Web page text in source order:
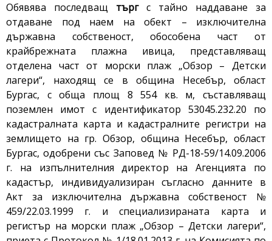
Обявява последващ търгс тайно наддаване за
отдаване под наем на обект – изключителна
държавна собственост, обособена част от
крайбрежната плажна ивица, представляващ
отделена част от морски плаж „Обзор – Детски
лагери“, находящ се в община Несебър, област
Бургас, с обща площ 8 554 кв. м, съставляващ
поземлен имот с идентификатор 53045.232.20 по
кадастралната карта и кадастралните регистри на
землището на гр. Обзор, община Несебър, област
Бургас, одобрени със Заповед № РД-18-59/14.09.2006
г. на изпълнителния директор на Агенцията по
кадастър, индивидуализиран съгласно данните в
Акт за изключителна държавна собственост №
459/22.03.1999 г. и специализираната карта и
регистър на морски плаж „Обзор – Детски лагери“,